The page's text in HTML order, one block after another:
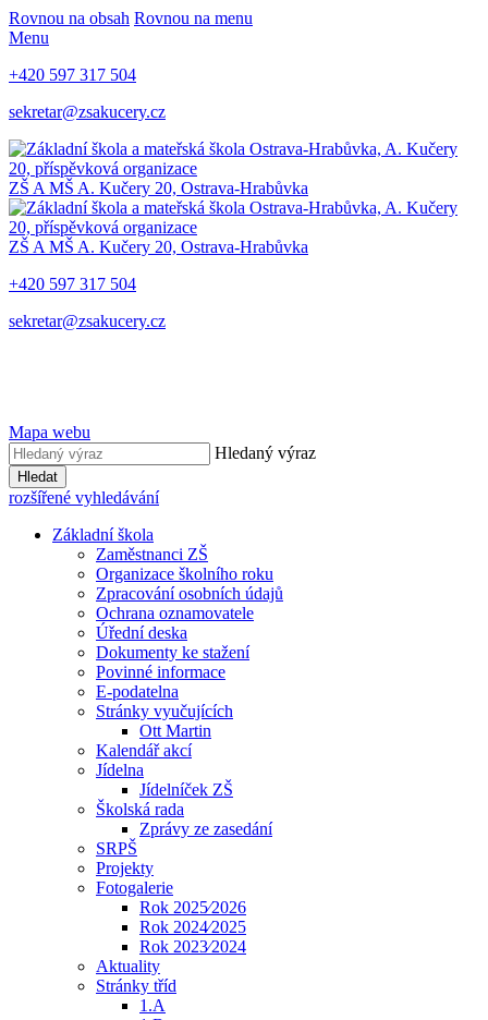
Rovnou na obsah Rovnou na menu
Menu
+420 597 317 504
sekretar@zsakucery.cz
ZŠ A MŠ A. Kučery 20, Ostrava-Hrabůvka
ZŠ A MŠ A. Kučery 20, Ostrava-Hrabůvka
+420 597 317 504
sekretar@zsakucery.cz
Mapa webu
Hledaný výraz
Hledat
rozšířené vyhledávání
Základní škola
Zaměstnanci ZŠ
Organizace školního roku
Zpracování osobních údajů
Ochrana oznamovatele
Úřední deska
Dokumenty ke stažení
Povinné informace
E-podatelna
Stránky vyučujících
Ott Martin
Kalendář akcí
Jídelna
Jídelníček ZŠ
Školská rada
Zprávy ze zasedání
SRPŠ
Projekty
Fotogalerie
Rok 2025⁄2026
Rok 2024⁄2025
Rok 2023⁄2024
Aktuality
Stránky tříd
1.A